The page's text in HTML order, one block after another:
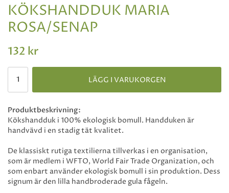
KÖKSHANDDUK MARIA
ROSA/SENAP
132 kr
LÄGG I VARUKORGEN
Produktbeskrivning:
Kökshandduk i 100% ekologisk bomull. Handduken är
handvävd i en stadig tät kvalitet.
De klassiskt rutiga textilierna tillverkas i en organisation,
som är medlem i WFTO, World Fair Trade Organization, och
som enbart använder ekologisk bomull i sin produktion. Dess
signum är den lilla handbroderade gula fågeln.